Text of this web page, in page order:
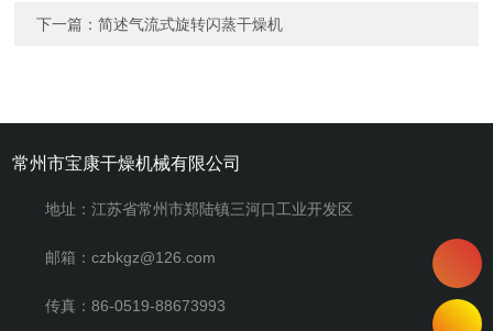
下一篇：简述气流式旋转闪蒸干燥机
常州市宝康干燥机械有限公司
地址：江苏省常州市郑陆镇三河口工业开发区
邮箱：czbkgz@126.com
传真：86-0519-88673993